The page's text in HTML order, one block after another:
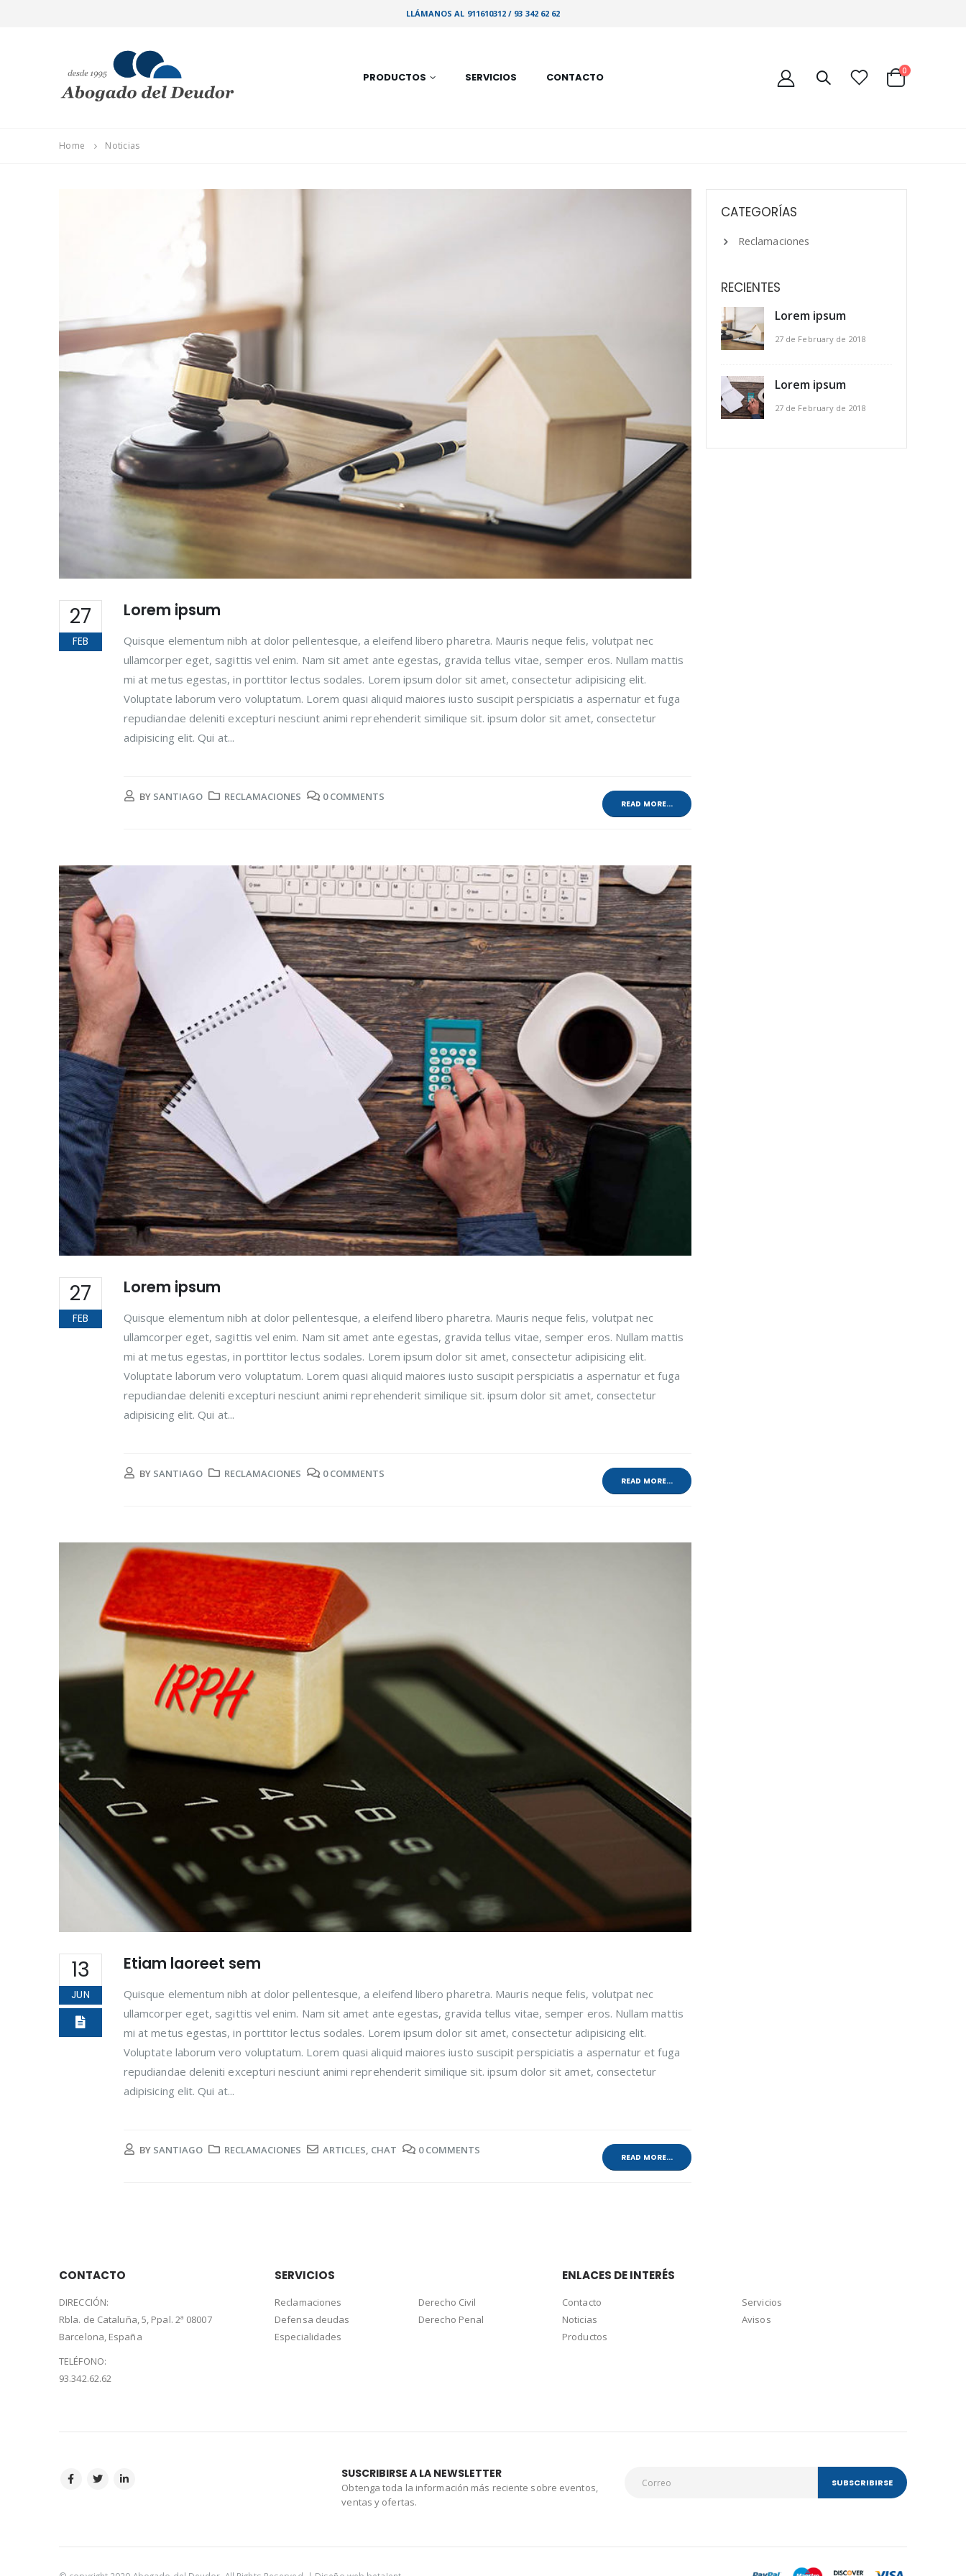
LLÁMANOS AL 911610312 / 93 342 62 62
PRODUCTOS SERVICIOS CONTACTO 0
Home Noticias
27
FEB
Lorem ipsum
Quisque elementum nibh at dolor pellentesque, a eleifend libero pharetra. Mauris neque felis, volutpat nec
ullamcorper eget, sagittis vel enim. Nam sit amet ante egestas, gravida tellus vitae, semper eros. Nullam mattis
mi at metus egestas, in porttitor lectus sodales. Lorem ipsum dolor sit amet, consectetur adipisicing elit.
Voluptate laborum vero voluptatum. Lorem quasi aliquid maiores iusto suscipit perspiciatis a aspernatur et fuga
repudiandae deleniti excepturi nesciunt animi reprehenderit similique sit. ipsum dolor sit amet, consectetur
adipisicing elit. Qui at...
BY SANTIAGO RECLAMACIONES 0 COMMENTS
READ MORE...
27
FEB
Lorem ipsum
Quisque elementum nibh at dolor pellentesque, a eleifend libero pharetra. Mauris neque felis, volutpat nec
ullamcorper eget, sagittis vel enim. Nam sit amet ante egestas, gravida tellus vitae, semper eros. Nullam mattis
mi at metus egestas, in porttitor lectus sodales. Lorem ipsum dolor sit amet, consectetur adipisicing elit.
Voluptate laborum vero voluptatum. Lorem quasi aliquid maiores iusto suscipit perspiciatis a aspernatur et fuga
repudiandae deleniti excepturi nesciunt animi reprehenderit similique sit. ipsum dolor sit amet, consectetur
adipisicing elit. Qui at...
BY SANTIAGO RECLAMACIONES 0 COMMENTS
READ MORE...
13
JUN
Etiam laoreet sem
Quisque elementum nibh at dolor pellentesque, a eleifend libero pharetra. Mauris neque felis, volutpat nec
ullamcorper eget, sagittis vel enim. Nam sit amet ante egestas, gravida tellus vitae, semper eros. Nullam mattis
mi at metus egestas, in porttitor lectus sodales. Lorem ipsum dolor sit amet, consectetur adipisicing elit.
Voluptate laborum vero voluptatum. Lorem quasi aliquid maiores iusto suscipit perspiciatis a aspernatur et fuga
repudiandae deleniti excepturi nesciunt animi reprehenderit similique sit. ipsum dolor sit amet, consectetur
adipisicing elit. Qui at...
BY SANTIAGO RECLAMACIONES ARTICLES, CHAT 0 COMMENTS
READ MORE...
CATEGORÍAS
Reclamaciones
RECIENTES
Lorem ipsum
27 de February de 2018
Lorem ipsum
27 de February de 2018
CONTACTO
DIRECCIÓN:
Rbla. de Cataluña, 5, Ppal. 2ª 08007
Barcelona, España
TELÉFONO:
93.342.62.62
SERVICIOS
Reclamaciones
Defensa deudas
Especialidades
Derecho Civil
Derecho Penal
ENLACES DE INTERÉS
Contacto
Noticias
Productos
Servicios
Avisos
SUSCRIBIRSE A LA NEWSLETTER
Obtenga toda la información más reciente sobre eventos,
ventas y ofertas.